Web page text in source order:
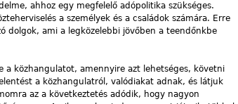
ahhoz egy megfelelő adópolitika szükséges.
a személyek és a családok számára. Erre
dolgok, ami a legközelebbi jövőben a teendőnkbe
közhangulatot, amennyire azt lehetséges, követni
a közhangulatról, valódiakat adnak, és látjuk
az a következtetés adódik, hogy nagyon